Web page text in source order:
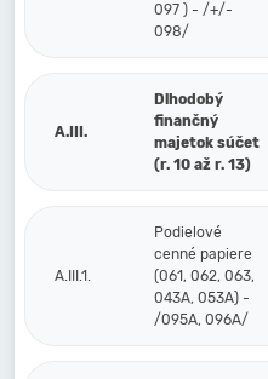
097 ) - /+/-
098/
A.III.
Dlhodobý
finančný
majetok súčet
(r. 10 až r. 13)
A.III.1.
Podielové
cenné papiere
(061, 062, 063,
043A, 053A) -
/095A, 096A/